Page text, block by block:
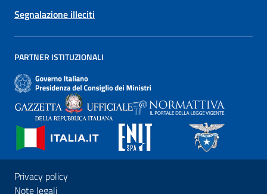
Segnalazione illeciti
PARTNER ISTITUZIONALI
Privacy policy
Note legali